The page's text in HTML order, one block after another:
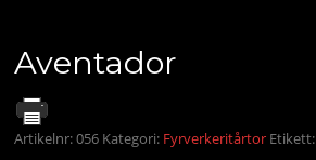
Aventador
Artikelnr:056 Kategori: Fyrverkeritårtor Etikett: